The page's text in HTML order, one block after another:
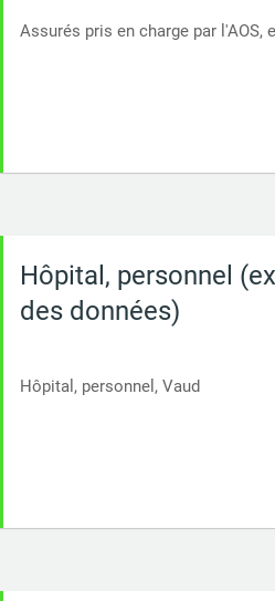
Assurés pris en charge par l'AOS,
Hôpital, personnel
des données)
Hôpital, personnel, Vaud